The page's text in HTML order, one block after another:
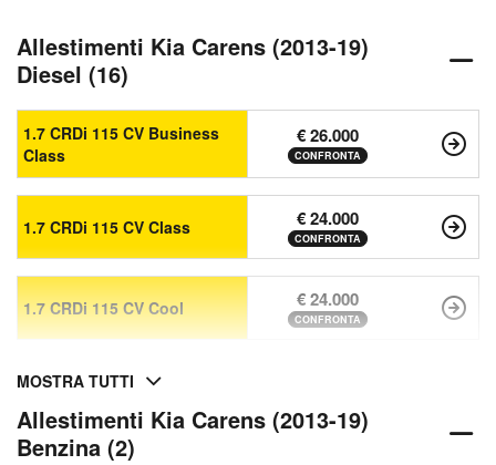
Allestimenti Kia Carens (2013-19)
Diesel (16)
1.7 CRDi 115 CV Business
Class
€ 26.000
CONFRONTA
1.7 CRDi 115 CV Class € 24.000
CONFRONTA
1.7 CRDi 115 CV Cool € 24.000
CONFRONTA
MOSTRA TUTTI
Allestimenti Kia Carens (2013-19)
Benzina (2)